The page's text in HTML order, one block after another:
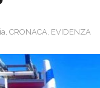
, CRONACA, EVIDENZA